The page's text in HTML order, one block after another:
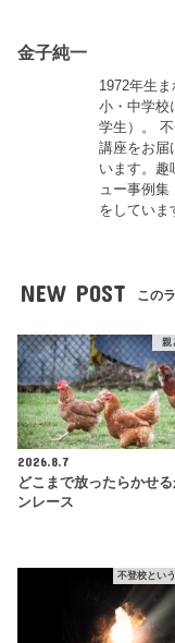
金子純一
1972年生
小・中学校
学生）。
講座をお届
います。趣
ュー事例
をしていま
NEW POST この
親
2026.8.7
どこまで放ったらかせ
ンレース
不登校とい